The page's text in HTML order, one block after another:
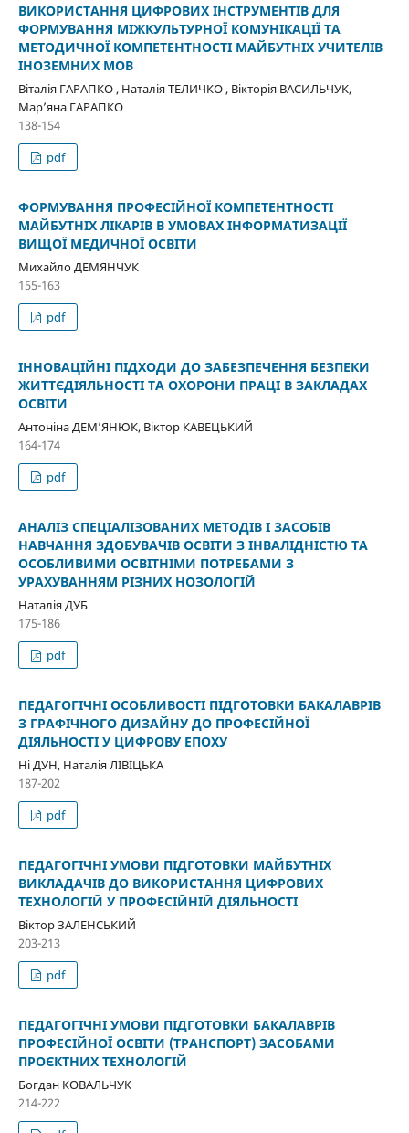
ВИКОРИСТАННЯ ЦИФРОВИХ ІНСТРУМЕНТІВ ДЛЯ
ФОРМУВАННЯ МІЖКУЛЬТУРНОЇ КОМУНІКАЦІЇ ТА
МЕТОДИЧНОЇ КОМПЕТЕНТНОСТІ МАЙБУТНІХ УЧИТЕЛІВ
ІНОЗЕМНИХ МОВ
Віталія ГАРАПКО , Наталія ТЕЛИЧКО , Вікторія ВАСИЛЬЧУК,
Мар’яна ГАРАПКО
138-154
pdf
ФОРМУВАННЯ ПРОФЕСІЙНОЇ КОМПЕТЕНТНОСТІ
МАЙБУТНІХ ЛІКАРІВ В УМОВАХ ІНФОРМАТИЗАЦІЇ
ВИЩОЇ МЕДИЧНОЇ ОСВІТИ
Михайло ДЕМЯНЧУК
155-163
pdf
ІННОВАЦІЙНІ ПІДХОДИ ДО ЗАБЕЗПЕЧЕННЯ БЕЗПЕКИ
ЖИТТЄДІЯЛЬНОСТІ ТА ОХОРОНИ ПРАЦІ В ЗАКЛАДАХ
ОСВІТИ
Антоніна ДЕМ’ЯНЮК, Віктор КАВЕЦЬКИЙ
164-174
pdf
АНАЛІЗ СПЕЦІАЛІЗОВАНИХ МЕТОДІВ І ЗАСОБІВ
НАВЧАННЯ ЗДОБУВАЧІВ ОСВІТИ З ІНВАЛІДНІСТЮ ТА
ОСОБЛИВИМИ ОСВІТНІМИ ПОТРЕБАМИ З
УРАХУВАННЯМ РІЗНИХ НОЗОЛОГІЙ
Наталія ДУБ
175-186
pdf
ПЕДАГОГІЧНІ ОСОБЛИВОСТІ ПІДГОТОВКИ БАКАЛАВРІВ
З ГРАФІЧНОГО ДИЗАЙНУ ДО ПРОФЕСІЙНОЇ
ДІЯЛЬНОСТІ У ЦИФРОВУ ЕПОХУ
Ні ДУН, Наталія ЛІВІЦЬКА
187-202
pdf
ПЕДАГОГІЧНІ УМОВИ ПІДГОТОВКИ МАЙБУТНІХ
ВИКЛАДАЧІВ ДО ВИКОРИСТАННЯ ЦИФРОВИХ
ТЕХНОЛОГІЙ У ПРОФЕСІЙНІЙ ДІЯЛЬНОСТІ
Віктор ЗАЛЕНСЬКИЙ
203-213
pdf
ПЕДАГОГІЧНІ УМОВИ ПІДГОТОВКИ БАКАЛАВРІВ
ПРОФЕСІЙНОЇ ОСВІТИ (ТРАНСПОРТ) ЗАСОБАМИ
ПРОЄКТНИХ ТЕХНОЛОГІЙ
Богдан КОВАЛЬЧУК
214-222